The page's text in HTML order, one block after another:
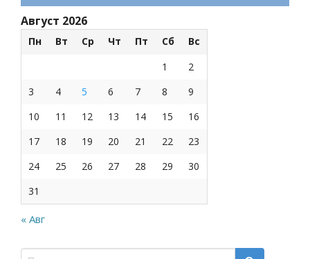
Август 2026
Пн Вт Ср Чт Пт Сб
Вс
1
2
3
4 5 6 7 8
9
10
11 12 13 14 15
16
17
18 19 20 21 22
23
24
25 26 27 28 29
30
31
« Авг